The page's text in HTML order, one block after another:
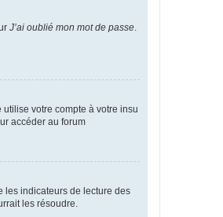
J’ai oublié mon mot de passe.
votre compte à votre insu
accéder au forum
les indicateurs de lecture des
les résoudre.